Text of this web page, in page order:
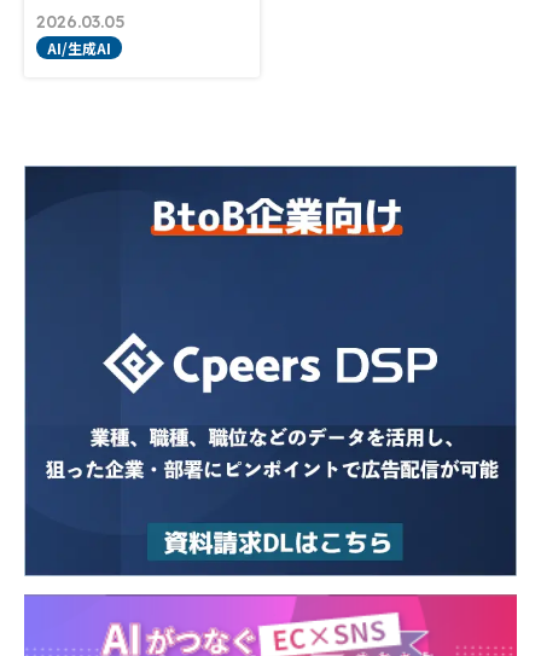
2026.03.05
AI/生成AI